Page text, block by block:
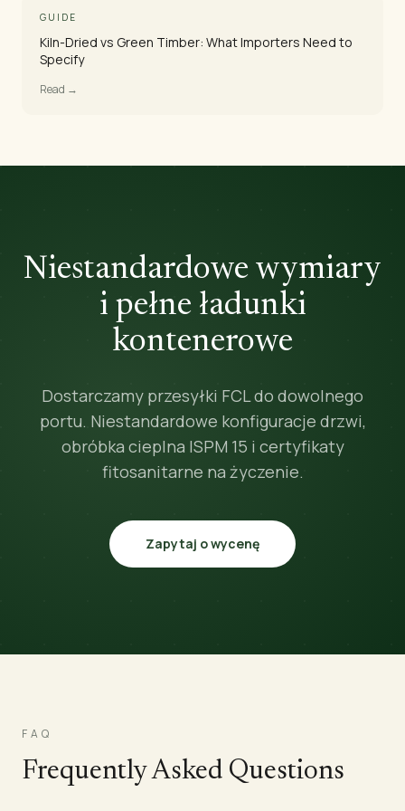
GUIDE
Kiln-Dried vs Green Timber: What Importers Need to
Specify
Read →
Niestandardowe wymiary
i pełne ładunki
kontenerowe
Dostarczamy przesyłki FCL do dowolnego
portu. Niestandardowe konfiguracje drzwi,
obróbka cieplna ISPM 15 i certyfikaty
fitosanitarne na życzenie.
Zapytaj o wycenę
FAQ
Frequently Asked Questions